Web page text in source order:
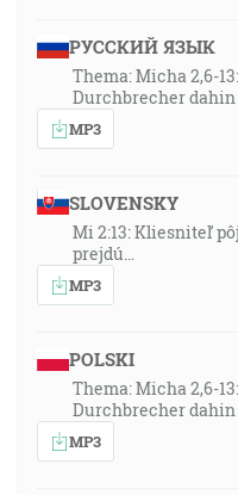
РУССКИЙ ЯЗЫК
Thema: Micha 2,6-
Durchbrecher
MP3
SLOVENSKY
Mi 2:13: Kliesniteľ
prejdú…
MP3
POLSKI
Thema: Micha 2,6-
Durchbrecher
MP3